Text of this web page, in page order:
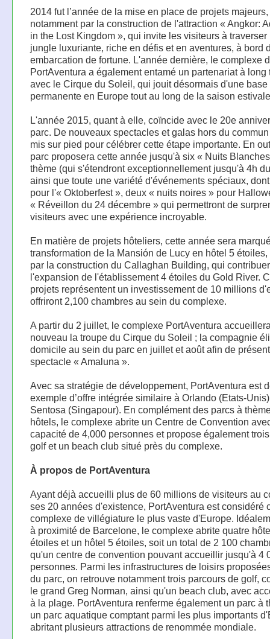
2014 fut l’année de la mise en place de projets majeurs,
notamment par la construction de l'attraction « Angkor:
in the Lost Kingdom », qui invite les visiteurs à traverser
jungle luxuriante, riche en défis et en aventures, à bord
embarcation de fortune. L'année dernière, le complexe
PortAventura a également entamé un partenariat à long
avec le Cirque du Soleil, qui jouit désormais d'une base
permanente en Europe tout au long de la saison
L'année 2015, quant à elle, coïncide avec le 20e
parc. De nouveaux spectacles et galas hors du
mis sur pied pour célébrer cette étape importante. En
parc proposera cette année jusqu'à six « Nuits
thème (qui s'étendront exceptionnellement jusqu'à 4h
ainsi que toute une variété d'événements spéciaux,
pour l'« Oktoberfest », deux « nuits noires » pour
« Réveillon du 24 décembre » qui permettront de
visiteurs avec une expérience incroyable.
En matière de projets hôteliers, cette année sera
transformation de la Mansión de Lucy en hôtel 5
par la construction du Callaghan Building, qui
l'expansion de l'établissement 4 étoiles du Gold River.
projets représentent un investissement de 10 millions
offriront 2,100 chambres au sein du complexe.
A partir du 2 juillet, le complexe PortAventura
nouveau la troupe du Cirque du Soleil ; la compagnie
domicile au sein du parc en juillet et août afin de
spectacle « Amaluna ».
Avec sa stratégie de développement, PortAventura est
exemple d’offre intégrée similaire à Orlando (Etats-
Sentosa (Singapour). En complément des parcs à
hôtels, le complexe abrite un Centre de Convention
capacité de 4,000 personnes et propose également
golf et un beach club situé près du complexe.
À propos de PortAventura
Ayant déjà accueilli plus de 60 millions de visiteurs au
ses 20 années d'existence, PortAventura est considéré
complexe de villégiature le plus vaste d'Europe.
à proximité de Barcelone, le complexe abrite quatre
étoiles et un hôtel 5 étoiles, soit un total de 2 100
qu'un centre de convention pouvant accueillir jusqu'à 4
personnes. Parmi les infrastructures de loisirs
du parc, on retrouve notamment trois parcours de golf,
le grand Greg Norman, ainsi qu'un beach club, avec
à la plage. PortAventura renferme également un parc à
un parc aquatique comptant parmi les plus importants
abritant plusieurs attractions de renommée mondiale.